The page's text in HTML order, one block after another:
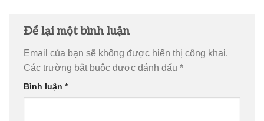
Để lại một bình luận
Email của bạn sẽ không được hiển thị công khai.
Các trường bắt buộc được đánh dấu *
Bình luận *